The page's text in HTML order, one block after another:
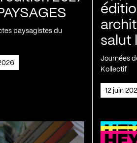
paysagistes du
salut
Journées
Kollectif
12 juin